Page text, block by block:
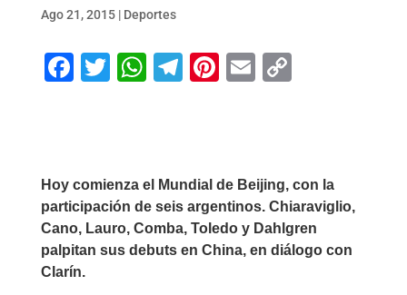
Ago 21, 2015| Deportes
Facebook
Twitter
WhatsApp
Telegram
Pinterest
EmailCopy
Hoy comienza el Mundial de Beijing, con la
participación de seis argentinos. Chiaraviglio,
Cano, Lauro, Comba, Toledo y Dahlgren
palpitan sus debuts en China, en diálogo con
Clarín.